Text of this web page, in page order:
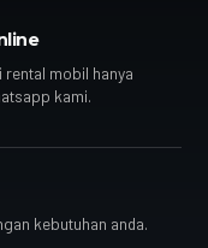
mobil hanya
kami.
kebutuhan anda.